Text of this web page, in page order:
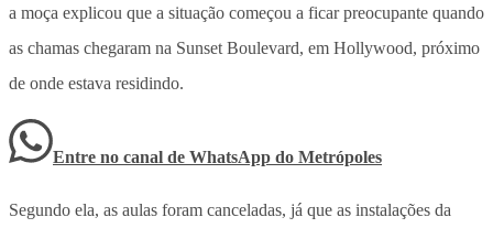
a moça explicou que a situação começou a ficar preocupante quando
as chamas chegaram na Sunset Boulevard, em Hollywood, próximo
de onde estava residindo.
Entre no canal de WhatsApp do Metrópoles
Segundo ela, as aulas foram canceladas, já que as instalações da